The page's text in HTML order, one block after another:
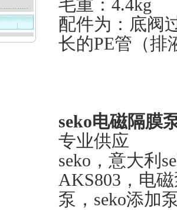
毛重：4.4kg
配件为：底阀
长的PE管（排
seko电磁隔膜
专业供应
seko，意大利
AKS803，电
泵，seko添加